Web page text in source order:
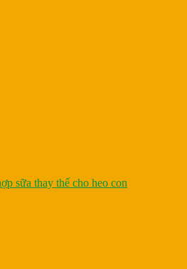
sữa thay thế cho heo con